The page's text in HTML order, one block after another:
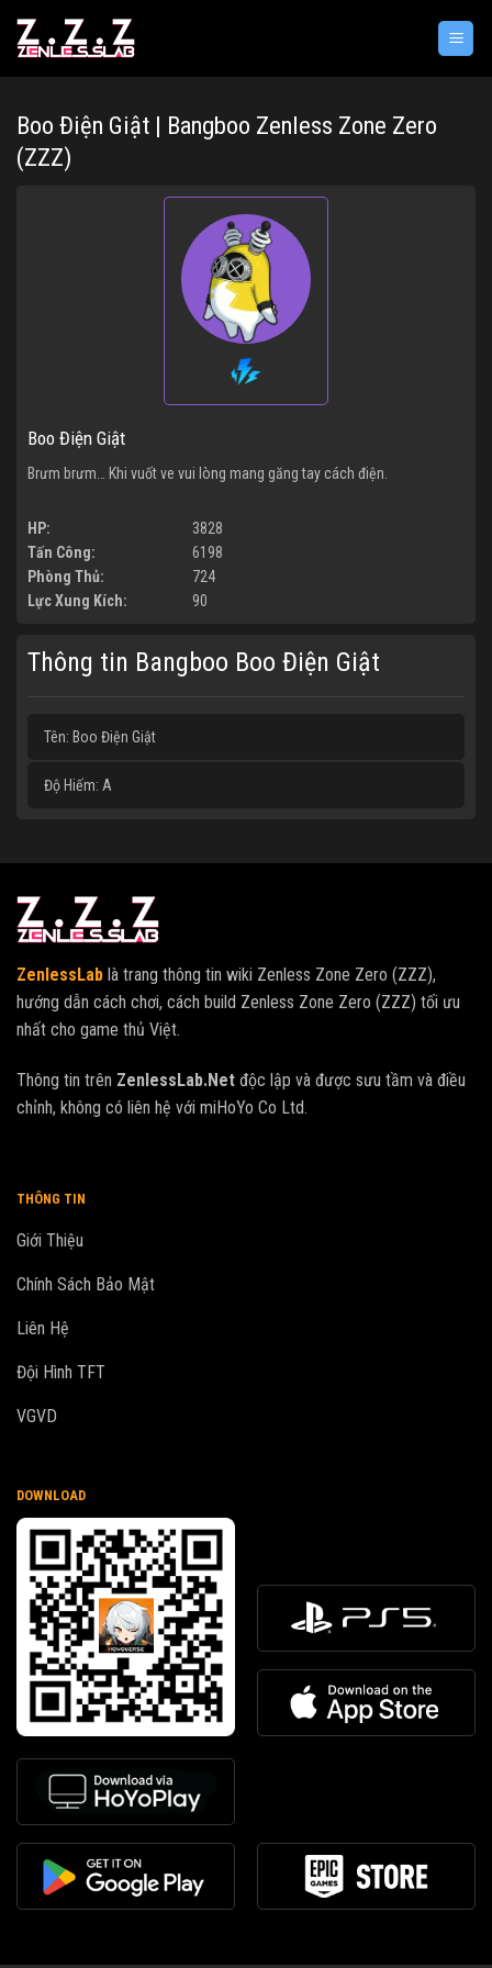
qua
Boo Điện Giật | Bangboo Zenless Zone Zero
(ZZZ)
Boo Điện Giật
Brưm brưm… Khi vuốt ve vui lòng mang găng tay cách điện.
HP:
3828
Tấn Công:
6198
Phòng Thủ:
724
Lực Xung Kích:
90
Thông tin Bangboo Boo Điện Giật
Tên: Boo Điện Giật
Độ Hiếm: A
ZenlessLab là trang thông tin wiki Zenless Zone Zero (ZZZ),
hướng dẫn cách chơi, cách build Zenless Zone Zero (ZZZ) tối ưu
nhất cho game thủ Việt.
Thông tin trên ZenlessLab.Net độc lập và được sưu tầm và điều
chỉnh, không có liên hệ với miHoYo Co Ltd.
THÔNG TIN
Giới Thiệu
Chính Sách Bảo Mật
Liên Hệ
Đội Hình TFT
VGVD
DOWNLOAD